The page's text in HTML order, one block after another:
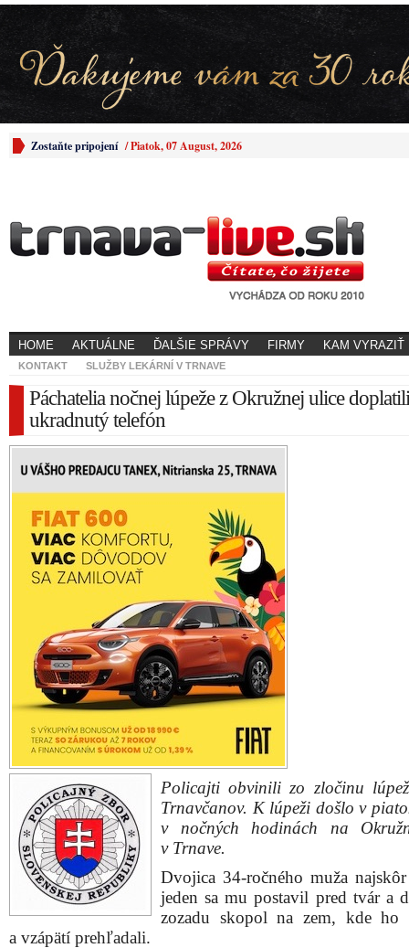
Zostaňte pripojení /Piatok, 07 August, 2026
HOME AKTUÁLNE ĎALŠIE SPRÁVY FIRMY KAM VYRAZIŤ
KONTAKT SLUŽBY LEKÁRNÍ V TRNAVE
Páchatelia nočnej lúpeže z Okružnej ulice
ukradnutý telefón
Policajti obvinili zo zločinu
Trnavčanov. K lúpeži došlo v
v nočných hodinách na
v Trnave.
Dvojica 34-ročného muža najskôr
jeden sa mu postavil pred tvár a
zozadu skopol na zem, kde ho
a vzápätí prehľadali.